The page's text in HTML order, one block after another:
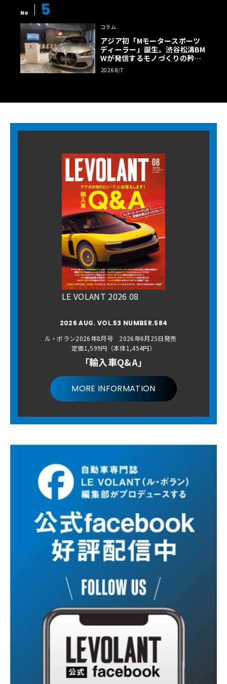
No 5
コラム
アジア初「Mモータースポーツ
ディーラー」誕生。渋谷松濤BM
Wが発信するモノづくりの矜持
【木下隆之コラム】
2026 8/7
LE VOLANT 2026 08
2026 AUG. VOL.53 NUMBER.584
ル・ボラン2026年8月号 2026年6月25日発売
定価1,599円（本体1,454円）
「輸入車Q&A」
MORE INFORMATION